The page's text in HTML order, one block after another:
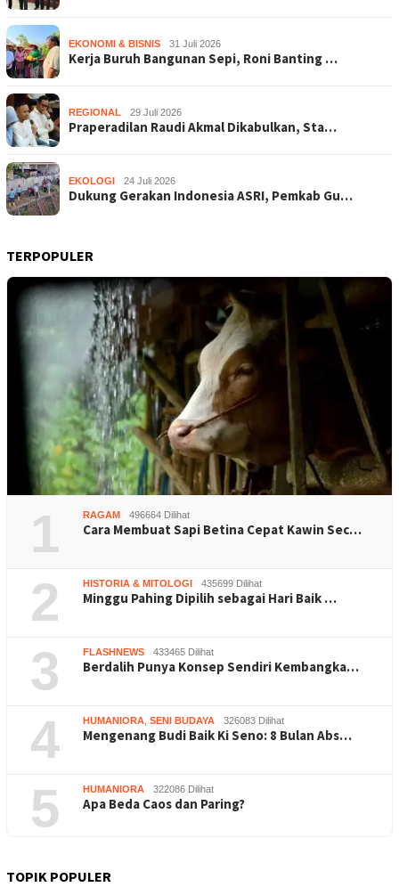
EKONOMI & BISNIS 31 Juli 2026
Kerja Buruh Bangunan Sepi, Roni Banting …
REGIONAL 29 Juli 2026
Praperadilan Raudi Akmal Dikabulkan, Sta…
EKOLOGI 24 Juli 2026
Dukung Gerakan Indonesia ASRI, Pemkab Gu…
TERPOPULER
1 RAGAM 496664 Dilihat
Cara Membuat Sapi Betina Cepat Kawin Sec…
2 HISTORIA & MITOLOGI 435699 Dilihat
Minggu Pahing Dipilih sebagai Hari Baik …
3 FLASHNEWS 433465 Dilihat
Berdalih Punya Konsep Sendiri Kembangka…
4 HUMANIORA SENI BUDAYA 326083 Dilihat
Mengenang Budi Baik Ki Seno: 8 Bulan Abs…
5 HUMANIORA 322086 Dilihat
Apa Beda Caos dan Paring?
TOPIK POPULER